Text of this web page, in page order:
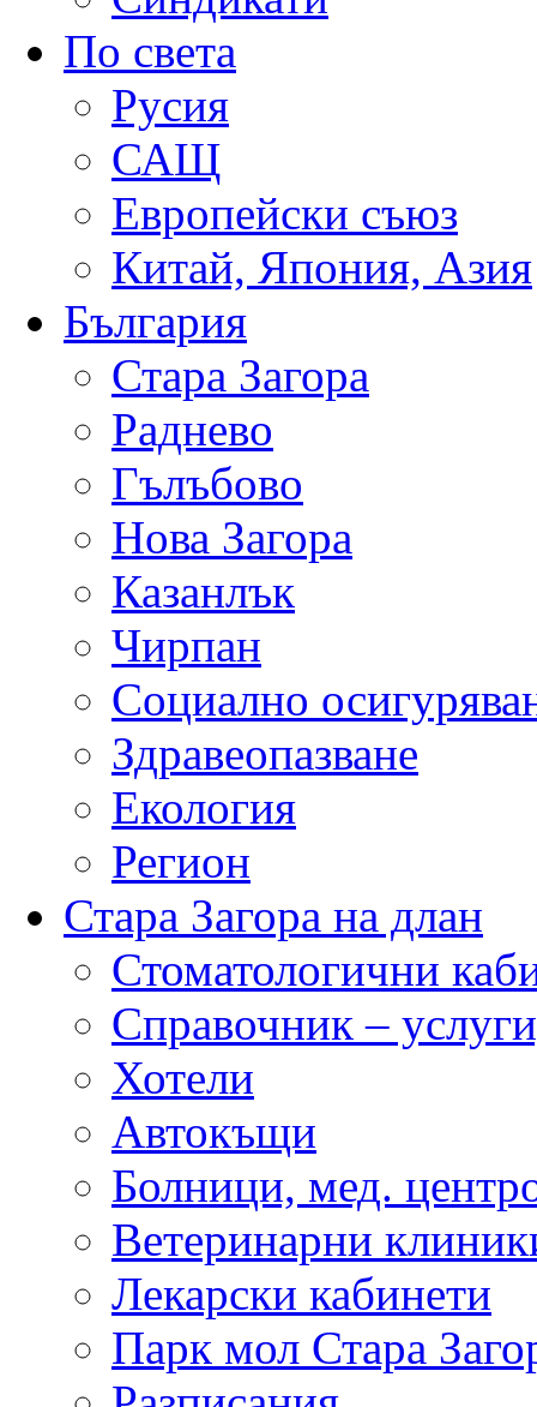
По света
Русия
САЩ
Европейски съюз
Китай, Япония, Азия
България
Стара Загора
Раднево
Гълъбово
Нова Загора
Казанлък
Чирпан
Социално
Здравеопазване
Екология
Регион
Стара Загора на длан
Стоматологични
Справочник –
Хотели
Автокъщи
Болници, мед.
Ветеринарни
Лекарски кабинети
Парк мол Стара